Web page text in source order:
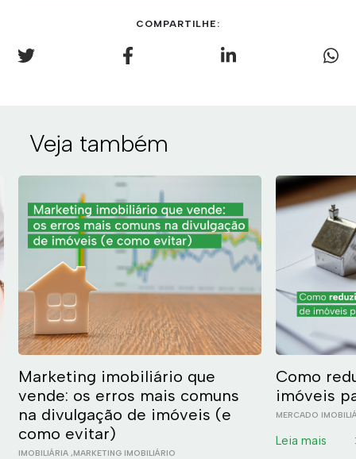
COMPARTILHE:
Veja também
Marketing imobiliário que
vende: os erros mais comuns
na divulgação de imóveis (e
como evitar)
IMOBILIÁRIA ,MARKETING IMOBILIÁRIO
Como
imóveis
MERCADO
Leia mais